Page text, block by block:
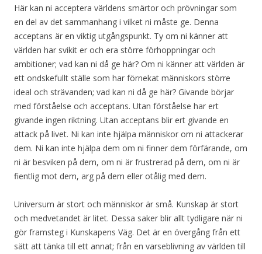
Här kan ni acceptera världens smärtor och prövningar som
en del av det sammanhang i vilket ni måste ge. Denna
acceptans är en viktig utgångspunkt. Ty om ni känner att
världen har svikit er och era större förhoppningar och
ambitioner; vad kan ni då ge här? Om ni känner att världen är
ett ondskefullt ställe som har förnekat människors större
ideal och strävanden; vad kan ni då ge här? Givande börjar
med förståelse och acceptans. Utan förståelse har ert
givande ingen riktning. Utan acceptans blir ert givande en
attack på livet. Ni kan inte hjälpa människor om ni attackerar
dem. Ni kan inte hjälpa dem om ni finner dem förfärande, om
ni är besviken på dem, om ni är frustrerad på dem, om ni är
fientlig mot dem, arg på dem eller otålig med dem.
Universum är stort och människor är små. Kunskap är stort
och medvetandet är litet. Dessa saker blir allt tydligare när ni
gör framsteg i Kunskapens Väg. Det är en övergång från ett
sätt att tänka till ett annat; från en varseblivning av världen till